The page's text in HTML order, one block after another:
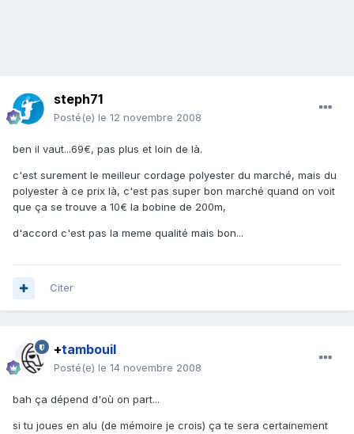
steph71
Posté(e) le 12 novembre 2008
ben il vaut...69€, pas plus et loin de là.
c'est surement le meilleur cordage polyester du marché, mais du
polyester à ce prix là, c'est pas super bon marché quand on voit
que ça se trouve a 10€ la bobine de 200m,
d'accord c'est pas la meme qualité mais bon...
Citer
+tambouil
Posté(e) le 14 novembre 2008
bah ça dépend d'où on part...
si tu joues en alu (de mémoire je crois) ça te sera certainement